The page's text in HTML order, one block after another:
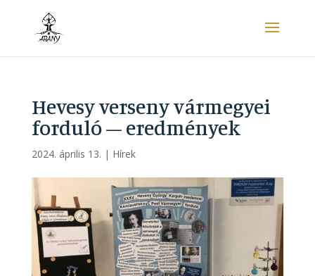
Hevesy verseny vármegyei
forduló – eredmények
2024. április 13. | Hírek